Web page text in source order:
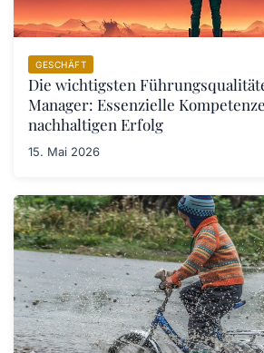
GESCHÄFT
Die wichtigsten
Manager: Essenzielle
nachhaltigen Erfolg
15. Mai 2026